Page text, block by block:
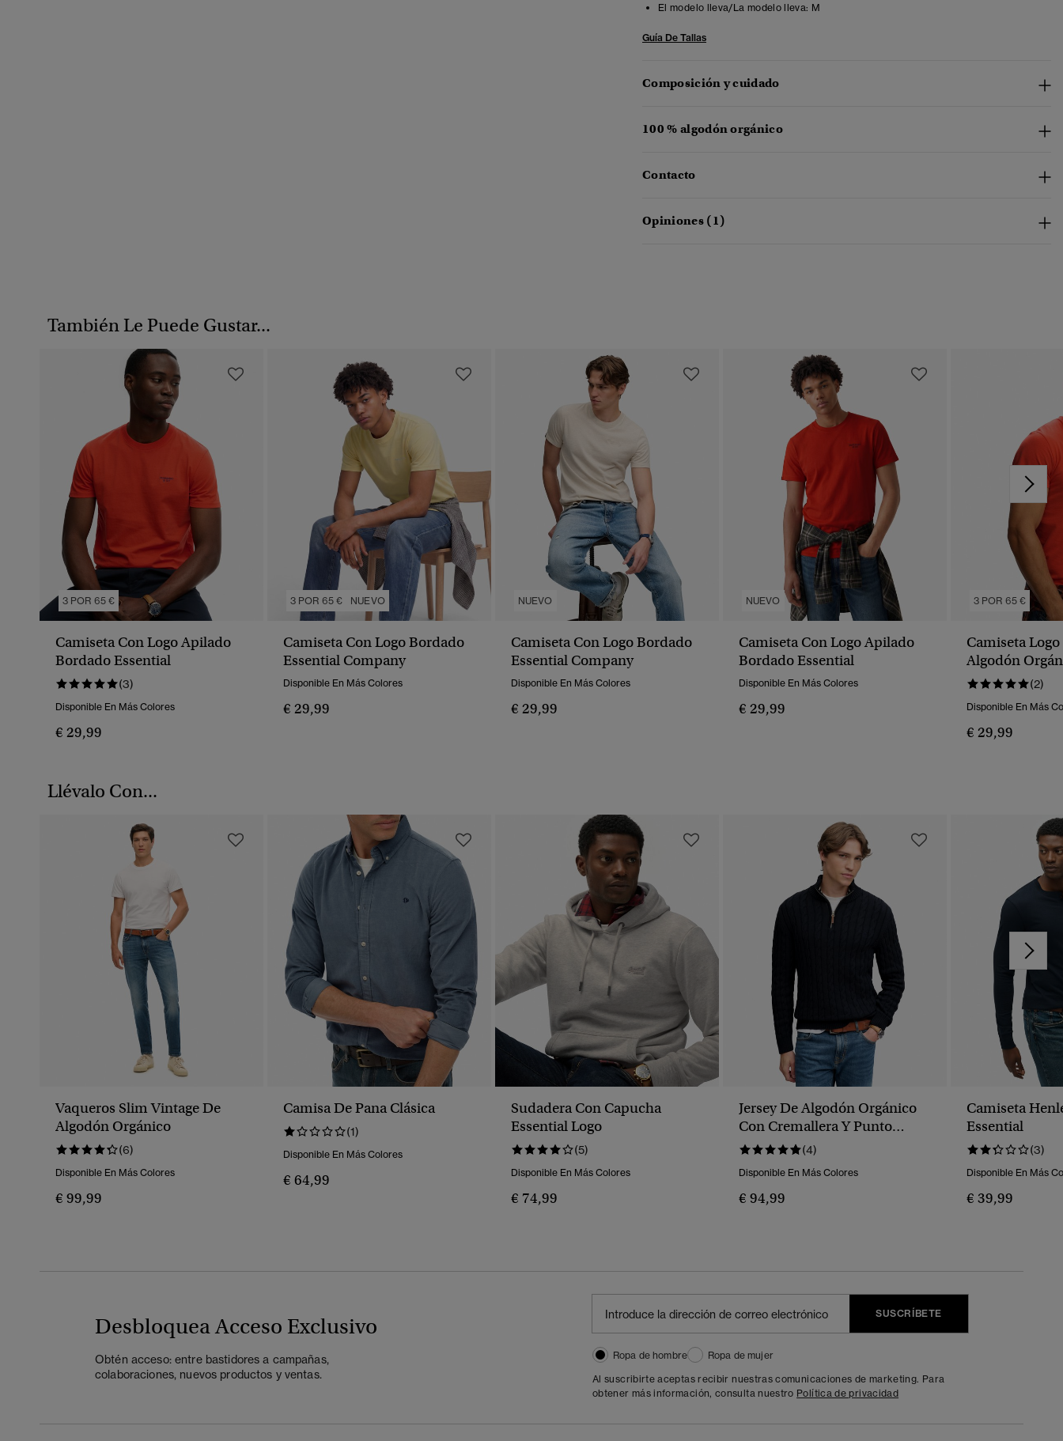
El modelo lleva/La modelo lleva: M
Guía De Tallas
Composición y cuidado
100 % algodón orgánico
Contacto
Opiniones (1)
También Le Puede Gustar...
3 POR 65 €
Camiseta Con Logo Apilado
Bordado Essential
(3)
Disponible En Más Colores
€ 29,99
3 POR 65 € NUEVO
Camiseta Con Logo Bordado
Essential Company
Disponible En Más Colores
€ 29,99
NUEVO
Camiseta Con Logo Bordado
Essential Company
Disponible En Más Colores
€ 29,99
NUEVO
Camiseta Con Logo Apilado
Bordado Essential
Disponible En Más Colores
€ 29,99
3 POR 65 €
Camiseta
Algodón
(2)
Disponible En Más
€ 29,99
Llévalo Con...
Vaqueros Slim Vintage De
Algodón Orgánico
(6)
Disponible En Más Colores
€ 99,99
Camisa De Pana Clásica
(1)
Disponible En Más Colores
€ 64,99
Sudadera Con Capucha
Essential Logo
(5)
Disponible En Más Colores
€ 74,99
Jersey De Algodón Orgánico
Con Cremallera Y Punto
Trenzado (4)
Disponible En Más Colores
€ 94,99
Camiseta
Essential
(3)
Disponible En Más
€ 39,99
Desbloquea Acceso Exclusivo
Obtén acceso: entre bastidores a campañas,
colaboraciones, nuevos productos y ventas.
SUSCRÍBETE
Ropa de hombre
Ropa de mujer
Al suscribirte aceptas recibir nuestras comunicaciones de marketing. Para
obtener más información, consulta nuestro Política de privacidad